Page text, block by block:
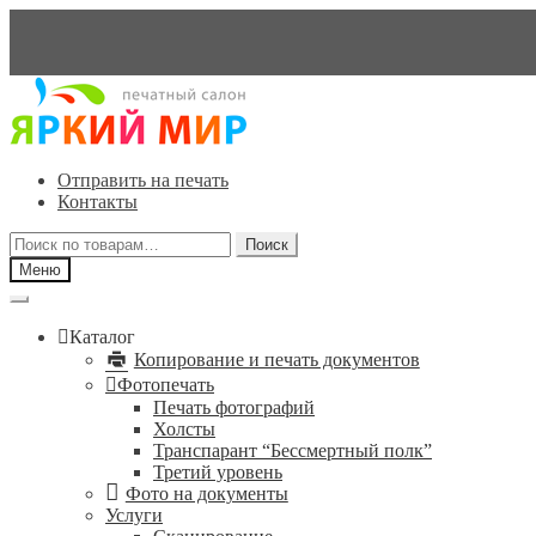
Перейти
навигации
Перейти
содержимому
Отправить на печать
Контакты
Искать:
Поиск
Меню
Каталог
Копирование и печать документов
Фотопечать
Печать фотографий
Холсты
Транспарант “Бессмертный полк”
Третий уровень
Фото на документы
Услуги